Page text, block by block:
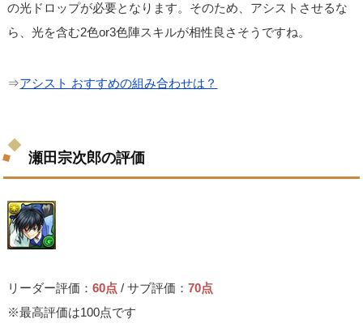
の光ドロップが必要となります。そのため、アシストさせるな
ら、光を含む2色or3色陣スキルが相性良さそうですね。
⇒アシスト おすすめの組み合わせは？
瀬田宗次郎の評価
リーダー評価：60点 / サブ評価：70点
※最高評価は100点です